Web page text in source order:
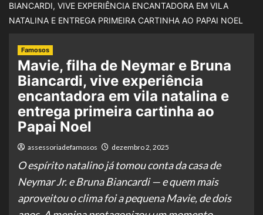
BIANCARDI, VIVE EXPERIÊNCIA ENCANTADORA EM VILA
NATALINA E ENTREGA PRIMEIRA CARTINHA AO PAPAI NOEL
Famosos
Mavie, filha de Neymar e Bruna
Biancardi, vive experiência
encantadora em vila natalina e
entrega primeira cartinha ao
Papai Noel
assessoriadefamosos dezembro 2, 2025
O espírito natalino já tomou conta da casa de
Neymar Jr. e Bruna Biancardi — e quem mais
aproveitou o clima foi a pequena Mavie, de dois